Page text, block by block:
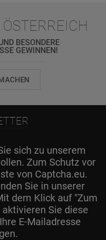
BESONDERE
GEWINNEN!
sich zu unserem
Zum Schutz vor
von Captcha.eu.
Sie in unserer
dem Klick auf "Zum
Sie diese
E-Mailadresse